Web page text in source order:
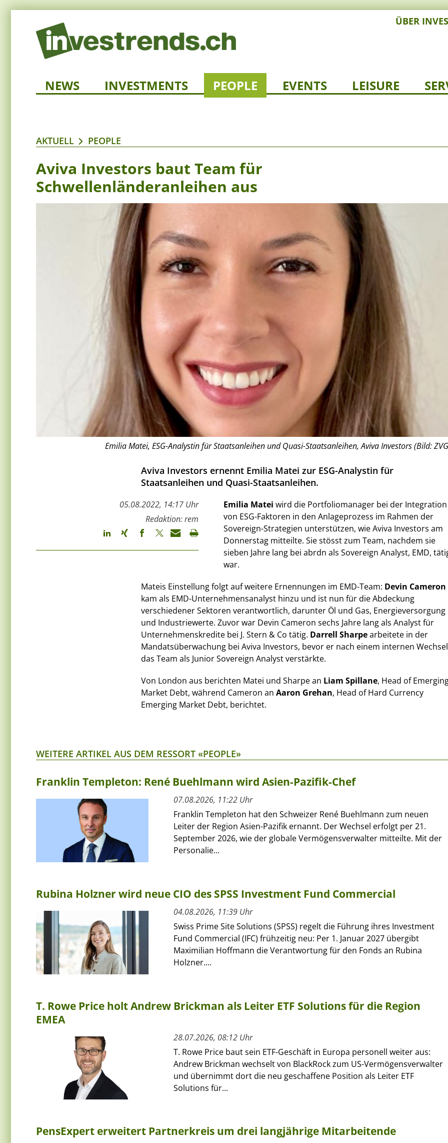
ÜBER
NEWS INVESTMENTS PEOPLE EVENTS LEISURE
AKTUELL PEOPLE
Aviva Investors baut Team für
Schwellenländeranleihen aus
Emilia Matei, ESG-Analystin für Staatsanleihen und Quasi-Staatsanleihen, Aviva Investors (Bild:
Aviva Investors ernennt Emilia Matei zur ESG-Analystin für
Staatsanleihen und Quasi-Staatsanleihen.
05.08.2022, 14:17 Uhr
Redaktion: rem
Emilia Matei wird die Portfoliomanager bei der Integration
von ESG-Faktoren in den Anlageprozess im Rahmen der
Sovereign-Strategien unterstützen, wie Aviva Investors am
Donnerstag mitteilte. Sie stösst zum Team, nachdem sie
sieben Jahre lang bei abrdn als Sovereign Analyst, EMD,
war.
Mateis Einstellung folgt auf weitere Ernennungen im EMD-Team: Devin Cameron
kam als EMD-Unternehmensanalyst hinzu und ist nun für die Abdeckung
verschiedener Sektoren verantwortlich, darunter Öl und Gas, Energieversorgung
und Industriewerte. Zuvor war Devin Cameron sechs Jahre lang als Analyst für
Unternehmenskredite bei J. Stern & Co tätig. Darrell Sharpearbeitete in der
Mandatsüberwachung bei Aviva Investors, bevor er nach einem internen Wechsel
das Team als Junior Sovereign Analyst verstärkte.
Von London aus berichten Matei und Sharpe an Liam Spillane, Head of
Market Debt, während Cameron an Aaron Grehan, Head of Hard Currency
Emerging Market Debt, berichtet.
WEITERE ARTIKEL AUS DEM RESSORT «PEOPLE»
Franklin Templeton: René Buehlmann wird Asien-Pazifik-Chef
07.08.2026, 11:22 Uhr
Franklin Templeton hat den Schweizer René Buehlmann zum neuen
Leiter der Region Asien-Pazifik ernannt. Der Wechsel erfolgt per 21.
September 2026, wie der globale Vermögensverwalter mitteilte. Mit der
Personalie...
Rubina Holzner wird neue CIO des SPSS Investment Fund Commercial
04.08.2026, 11:39 Uhr
Swiss Prime Site Solutions (SPSS) regelt die Führung ihres Investment
Fund Commercial (IFC) frühzeitig neu: Per 1. Januar 2027 übergibt
Maximilian Hoffmann die Verantwortung für den Fonds an Rubina
Holzner....
T. Rowe Price holt Andrew Brickman als Leiter ETF Solutions für die Region
EMEA
28.07.2026, 08:12 Uhr
T. Rowe Price baut sein ETF-Geschäft in Europa personell weiter aus:
Andrew Brickman wechselt von BlackRock zum US-Vermögensverwalter
und übernimmt dort die neu geschaffene Position als Leiter ETF
Solutions für...
PensExpert erweitert Partnerkreis um drei langjährige Mitarbeitende